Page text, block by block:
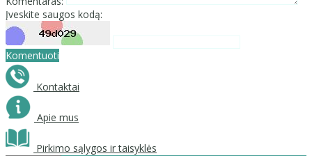
Įveskite saugos kodą:
Komentuoti
Kontaktai
Apie mus
Pirkimo sąlygos ir taisyklės